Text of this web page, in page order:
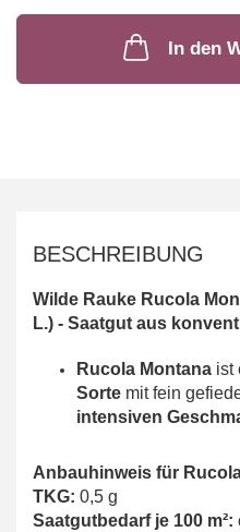
In den
BESCHREIBUNG
Wilde Rauke Rucola
L.) - Saatgut aus
Rucola Montana ist
Sorte mit fein
intensiven
Anbauhinweis für
TKG: 0,5 g
Saatgutbedarf je 100 m²: